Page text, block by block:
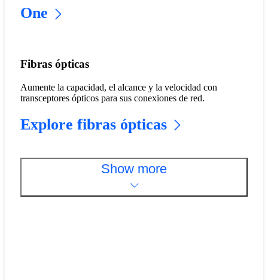
One
Fibras ópticas
Aumente la capacidad, el alcance y la velocidad con
transceptores ópticos para sus conexiones de red.
Explore fibras ópticas
Show more